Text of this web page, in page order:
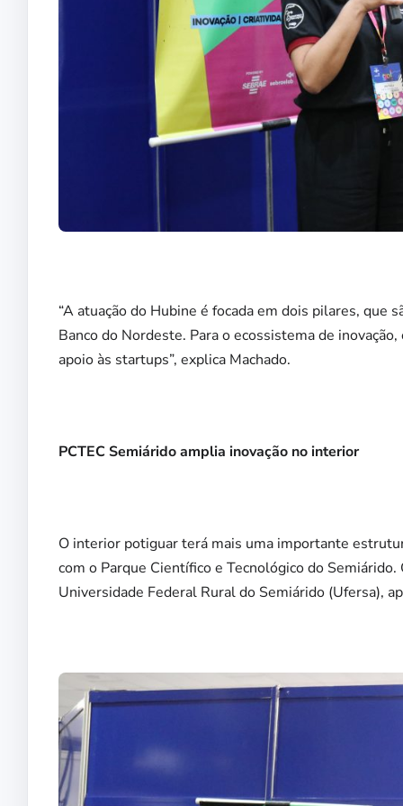
“A atuação do Hubine é focada em dois pilares, que
Banco do Nordeste. Para o ecossistema de
apoio às startups”, explica Machado.
PCTEC Semiárido amplia inovação no interior
O interior potiguar terá mais uma importante
com o Parque Científico e Tecnológico do
Universidade Federal Rural do Semiárido (Ufersa),